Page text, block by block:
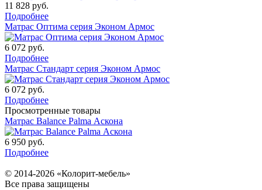
11 828 руб.
Подробнее
Матрас Оптима серия Эконом Армос
6 072 руб.
Подробнее
Матрас Стандарт серия Эконом Армос
6 072 руб.
Подробнее
Просмотренные товары
Матрас Balance Palma Аскона
6 950 руб.
Подробнее
© 2014-2026 «Колорит-мебель»
Все права защищены